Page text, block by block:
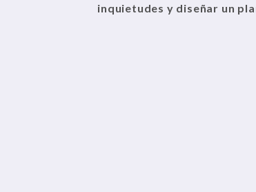
inquietudes y diseñar un